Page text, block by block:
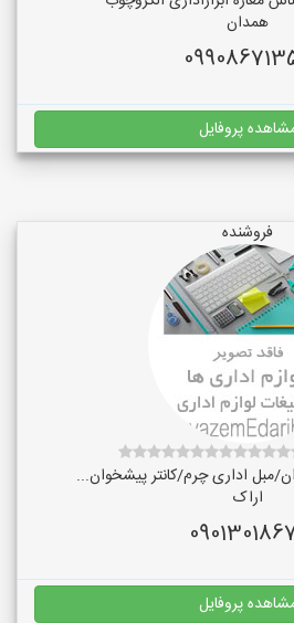
همدان
پروفایل
فروشنده
مبل اداری چرم/کانتر پیشخوان...
اراک
پروفایل